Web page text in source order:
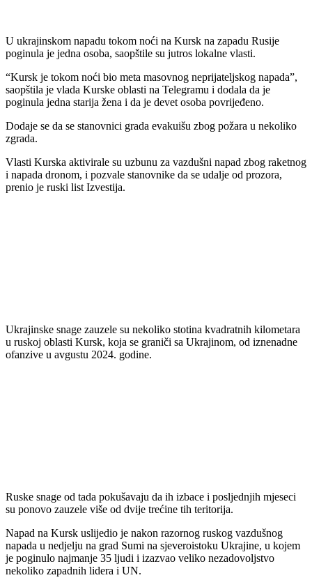
U ukrajinskom napadu tokom noći na Kursk na zapadu Rusije
poginula je jedna osoba, saopštile su jutros lokalne vlasti.
“Kursk je tokom noći bio meta masovnog neprijateljskog napada”,
saopštila je vlada Kurske oblasti na Telegramu i dodala da je
poginula jedna starija žena i da je devet osoba povrijeđeno.
Dodaje se da se stanovnici grada evakuišu zbog požara u nekoliko
zgrada.
Vlasti Kurska aktivirale su uzbunu za vazdušni napad zbog raketnog
i napada dronom, i pozvale stanovnike da se udalje od prozora,
prenio je ruski list Izvestija.
Ukrajinske snage zauzele su nekoliko stotina kvadratnih kilometara
u ruskoj oblasti Kursk, koja se graniči sa Ukrajinom, od iznenadne
ofanzive u avgustu 2024. godine.
Ruske snage od tada pokušavaju da ih izbace i posljednjih mjeseci
su ponovo zauzele više od dvije trećine tih teritorija.
Napad na Kursk uslijedio je nakon razornog ruskog vazdušnog
napada u nedjelju na grad Sumi na sjeveroistoku Ukrajine, u kojem
je poginulo najmanje 35 ljudi i izazvao veliko nezadovoljstvo
nekoliko zapadnih lidera i UN.